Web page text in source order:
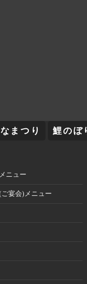
まつり 鯉のぼ
ニュー
宴会)メニュー